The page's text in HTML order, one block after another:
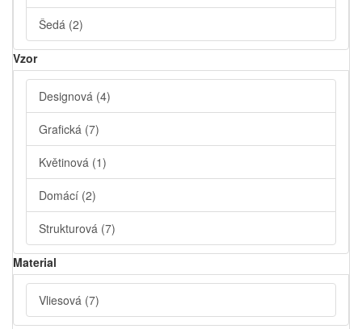
Šedá (2)
Vzor
Designová (4)
Grafická (7)
Květinová (1)
Domácí (2)
Strukturová (7)
Material
Vliesová (7)